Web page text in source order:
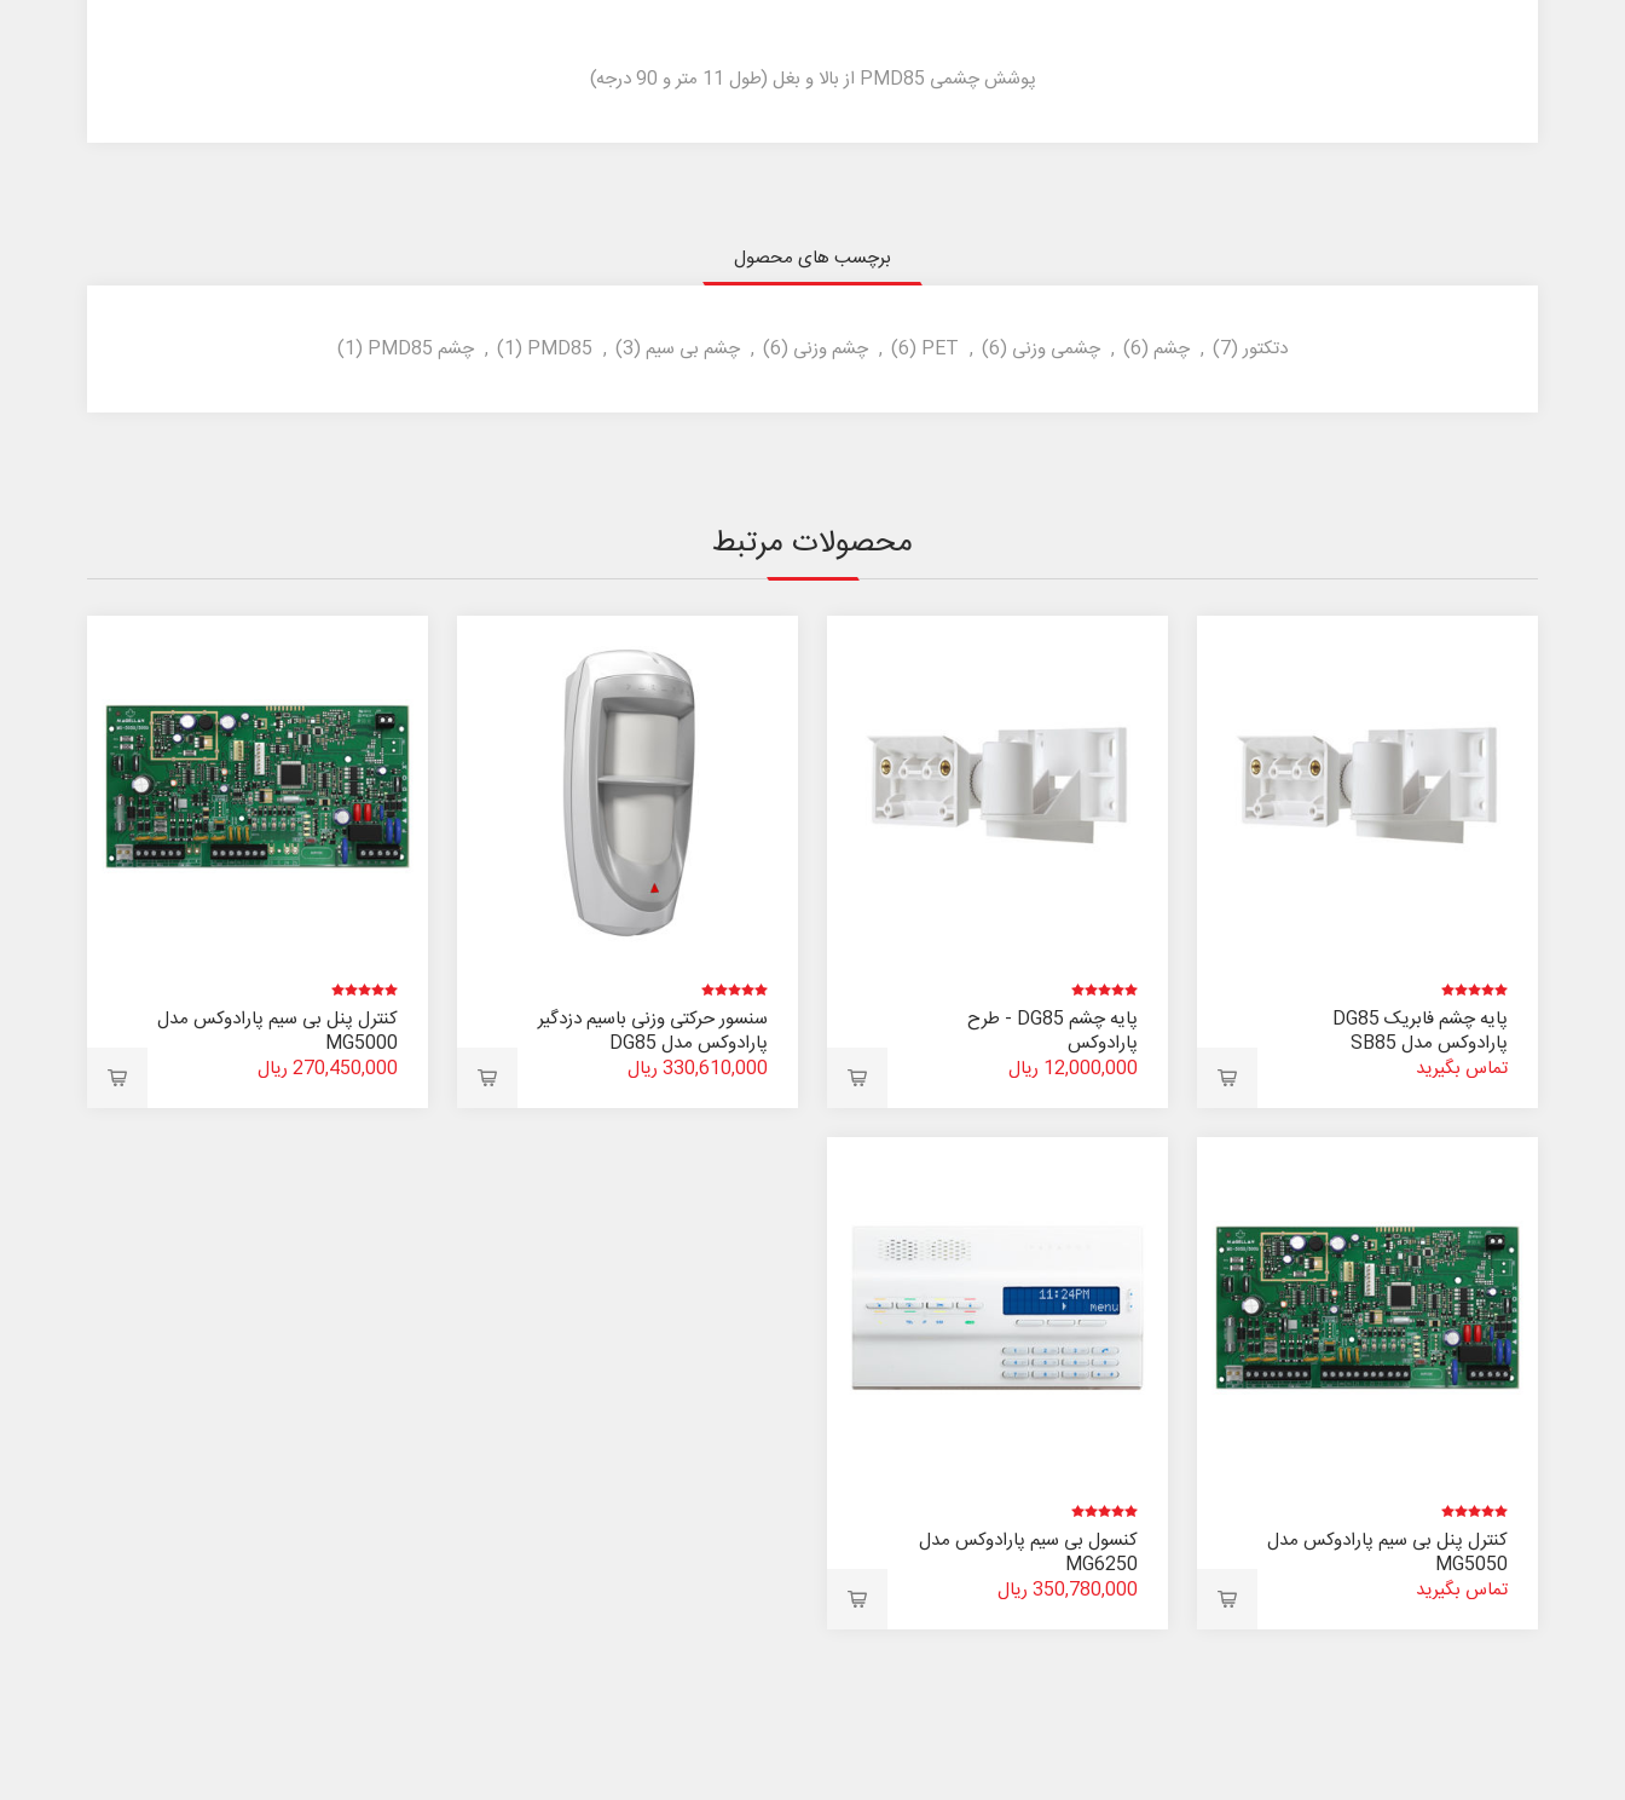
پوشش چشمی PMD85 از بالا و بغل (طول 11 متر و 90 درجه)
برچسب های محصول
دتکتور (7)
, چشم (6)
, چشمی وزنی (6)
,
PET
(6)
, چشم وزنی (6)
, چشم بی سیم (3)
,
PMD85
(1)
, چشم PMD85 (1)
محصولات مرتبط
پایه چشم فابریک DG85
پارادوکس مدل SB85
تماس بگیرید
پایه چشم DG85 - طرح
پارادوکس
12,000,000 ریال
سنسور حرکتی وزنی باسیم دزدگیر
پارادوکس مدل DG85
330,610,000 ریال
کنترل پنل بی سیم پارادوکس مدل
MG5000
270,450,000 ریال
کنترل پنل بی سیم پارادوکس مدل
MG5050
تماس بگیرید
کنسول بی سیم پارادوکس مدل
MG6250
350,780,000 ریال